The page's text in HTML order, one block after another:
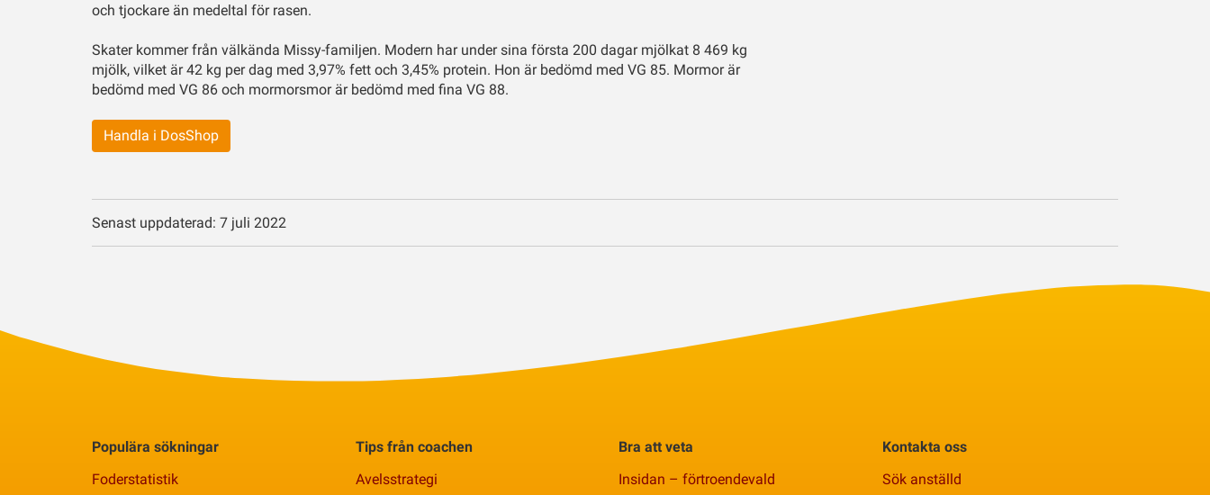
och tjockare än medeltal för rasen.
Skater kommer från välkända Missy-familjen. Modern har under sina första 200 dagar mjölkat 8 469 kg
mjölk, vilket är 42 kg per dag med 3,97% fett och 3,45% protein. Hon är bedömd med VG 85. Mormor är
bedömd med VG 86 och mormorsmor är bedömd med fina VG 88.
Handla i DosShop
Senast uppdaterad: 7 juli 2022
Populära sökningar
Foderstatistik
Tips från coachen
Avelsstrategi
Bra att veta
Insidan – förtroendevald
Kontakta oss
Sök anställd